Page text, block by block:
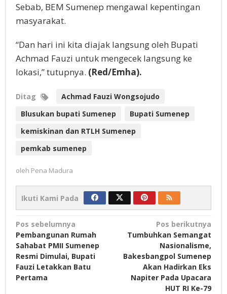
Sebab, BEM Sumenep mengawal kepentingan
masyarakat.
“Dan hari ini kita diajak langsung oleh Bupati
Achmad Fauzi untuk mengecek langsung ke
lokasi,” tutupnya. (Red/Emha).
Ditag
Achmad Fauzi Wongsojudo
Blusukan bupati Sumenep
Bupati Sumenep
kemiskinan dan RTLH Sumenep
pemkab sumenep
oleh Pena Madura
Ikuti Kami Pada
Navigasi
pos
Pos sebelumnya
Pembangunan Rumah
Sahabat PMII Sumenep
Resmi Dimulai, Bupati
Fauzi Letakkan Batu
Pertama
Pos berikutnya
Tumbuhkan Semangat
Nasionalisme,
Bakesbangpol Sumenep
Akan Hadirkan Eks
Napiter Pada Upacara
HUT RI Ke-79